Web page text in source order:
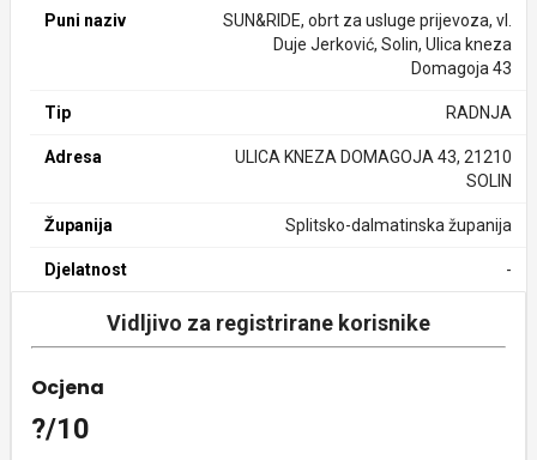
Puni naziv
SUN&RIDE, obrt za usluge prijevoza, vl.
Duje Jerković, Solin, Ulica kneza
Domagoja 43
Tip RADNJA
Adresa
ULICA KNEZA DOMAGOJA 43, 21210
SOLIN
Županija Splitsko-dalmatinska županija
Djelatnost -
Vidljivo za registrirane korisnike
Ocjena
?/10